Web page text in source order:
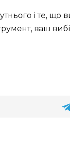
і те, що
ваш